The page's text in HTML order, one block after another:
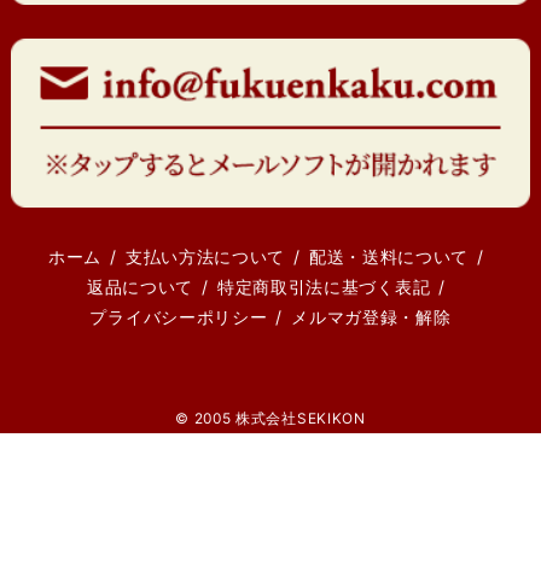
ホーム 支払い方法について
配送・送料について
返品について
特定商取引法に基づく表記
プライバシーポリシー
メルマガ登録・解除
© 2005 株式会社SEKIKON